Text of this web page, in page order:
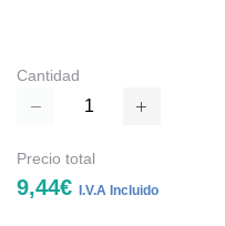
Cantidad
Precio total
9,44€ I.V.A Incluido